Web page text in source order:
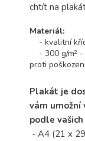
chtít na
Materiál:
- kvalitní
- 300 g/m² -
proti
Plakát je
vám
podle
- A4 (21 x